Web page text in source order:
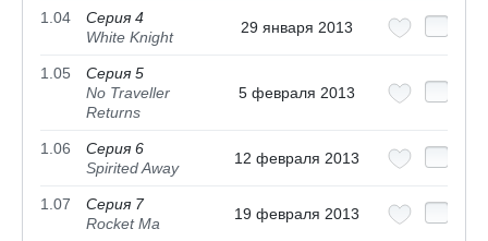
1.04
Серия 4
White Knight
29 января 2013
1.05
Серия 5
No Traveller
Returns
5 февраля 2013
1.06
Серия 6
Spirited Away
12 февраля 2013
1.07
Серия 7
Rocket Ma
19 февраля 2013